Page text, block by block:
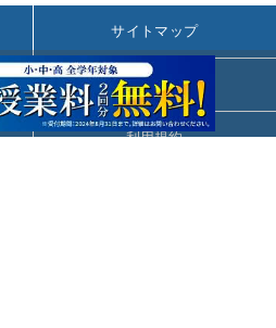
サイトマップ
会社概要
利用規約